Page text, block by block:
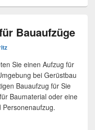
Bauaufzüge
Sie einen Aufzug für
bei Gerüstbau
Bauaufzug für Sie
Baumaterial oder eine